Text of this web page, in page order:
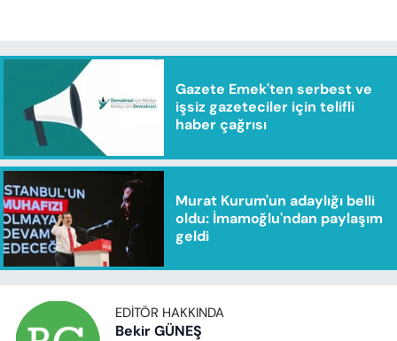
Gazete Emek'ten serbest ve
işsiz gazeteciler için telifli
haber çağrısı
Murat Kurum'un adaylığı belli
oldu: İmamoğlu'ndan paylaşım
geldi
EDITÖR HAKKINDA
Bekir GÜNEŞ